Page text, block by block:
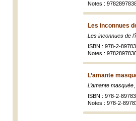
Notes :
Les inconnues
Les inconnues de
ISBN : 978-2-
Notes :
L’amante
L’amante masquée
ISBN : 978-2-
Notes : 978-2-